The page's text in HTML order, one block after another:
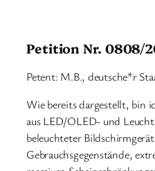
Petition Nr. 0808/
Petent: M.B., deutsche*r
Wie bereits dargestellt, bin
aus LED/OLED- und
beleuchteter
Gebrauchsgegenstände,